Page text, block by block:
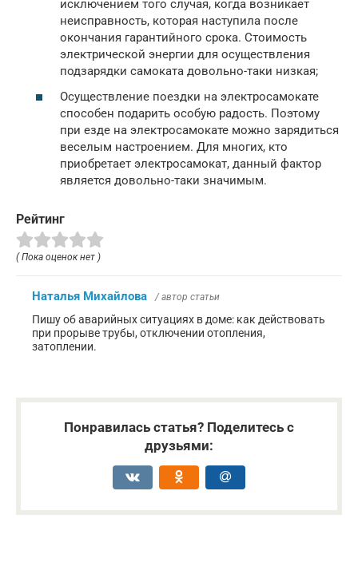
исключением того случая, когда возникает
неисправность, которая наступила после
окончания гарантийного срока. Стоимость
электрической энергии для осуществления
подзарядки самоката довольно-таки низкая;
Осуществление поездки на электросамокате
способен подарить особую радость. Поэтому
при езде на электросамокате можно зарядиться
веселым настроением. Для многих, кто
приобретает электросамокат, данный фактор
является довольно-таки значимым.
Рейтинг
( Пока оценок нет )
Наталья Михайлова / автор статьи
Пишу об аварийных ситуациях в доме: как действовать
при прорыве трубы, отключении отопления,
затоплении.
Понравилась статья? Поделитесь с
друзьями: